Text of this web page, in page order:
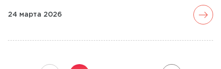
24 марта 2026 arrow_forward